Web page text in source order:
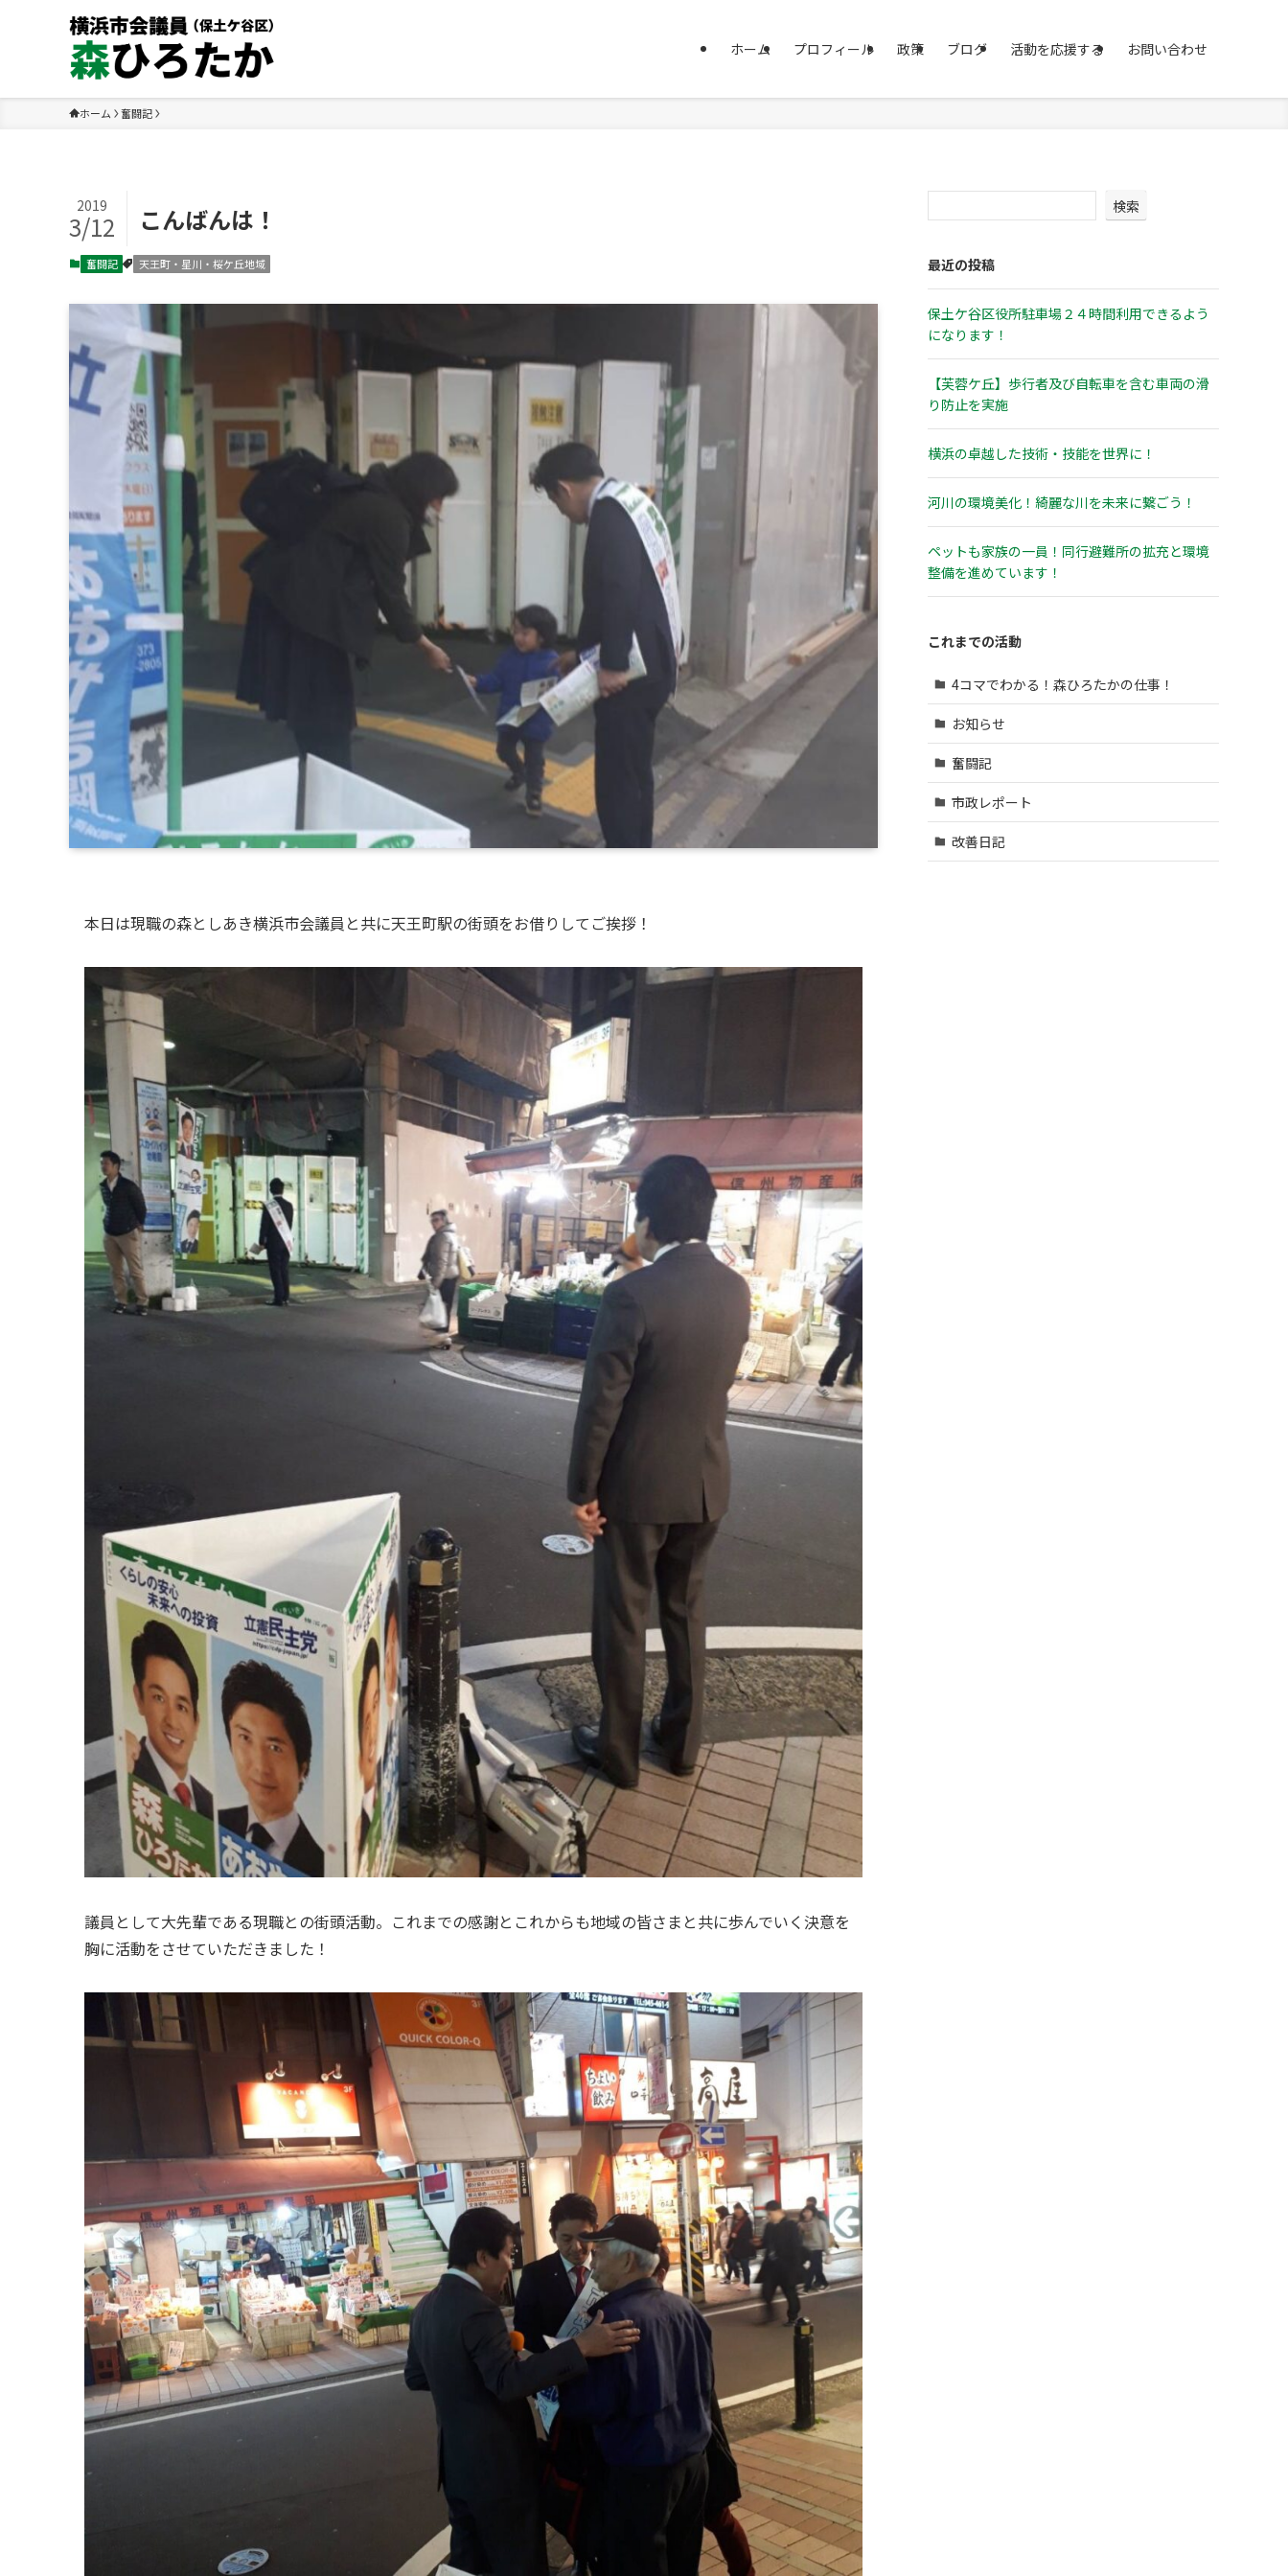
ホーム プロフィール 政策 ブログ 活動を応援する お問い合わせ
ホーム 奮闘記
こんばんは！
2019
3/12
奮闘記 天王町・星川・桜ケ丘地域
本日は現職の森としあき横浜市会議員と共に天王町駅の街頭をお借りしてご挨拶！
議員として大先輩である現職との街頭活動。これまでの感謝とこれからも地域の皆さまと共に歩んでいく決意を
胸に活動をさせていただきました！
検索
最近の投稿
保土ケ谷区役所駐車場２４時間利用できるよう
になります！
【芙蓉ケ丘】歩行者及び自転車を含む車両の滑
り防止を実施
横浜の卓越した技術・技能を世界に！
河川の環境美化！綺麗な川を未来に繋ごう！
ペットも家族の一員！同行避難所の拡充と環境
整備を進めています！
これまでの活動
4コマでわかる！森ひろたかの仕事！
お知らせ
奮闘記
市政レポート
改善日記